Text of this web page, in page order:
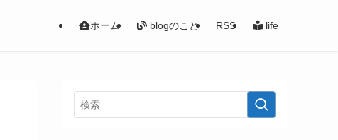
ホーム blogのこと RSS life